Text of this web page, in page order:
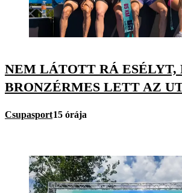
NEM LÁTOTT RÁ ESÉLYT,
BRONZÉRMES LETT AZ
Csupasport15 órája